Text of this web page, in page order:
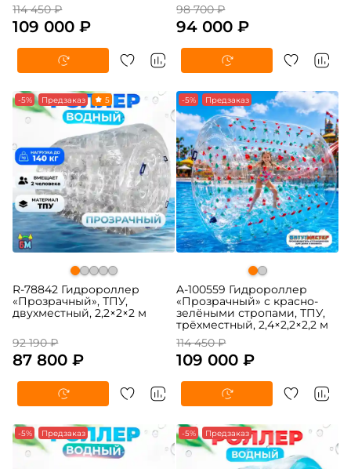
114 450 ₽
109 000 ₽
98 700 ₽
94 000 ₽
-5% Предзаказ 5
R-78842 Гидророллер
«Прозрачный», ТПУ,
двухместный, 2,2×2×2 м
92 190 ₽
87 800 ₽
-5% Предзаказ
A-100559 Гидророллер
«Прозрачный» с красно-
зелёными стропами, ТПУ,
трёхместный, 2,4×2,2×2,2 м
114 450 ₽
109 000 ₽
-5% Предзаказ -5% Предзаказ